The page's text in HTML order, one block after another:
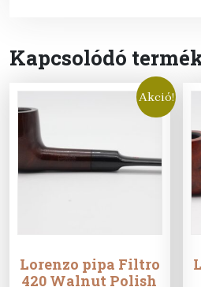
Kapcsolódó
Akció!
Lorenzo pipa Filtro
420 Walnut Polish